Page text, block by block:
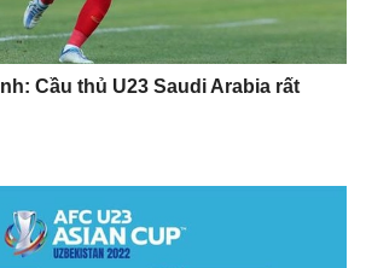
Cầu thủ U23 Saudi Arabia rất